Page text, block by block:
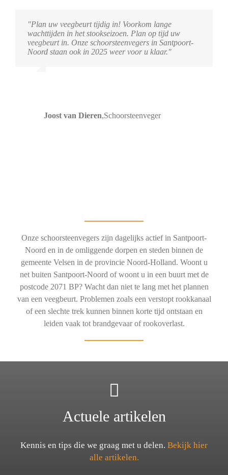
"Plan uw veegbeurt tijdig in! Voorkom lange
wachttijden in het stookseizoen. Plan op tijd uw
veegbeurt in. Onze schoorsteenvegers in Santpoort-
Noord staan ook in 2025 weer voor u klaar."
Joost van Dieren,Schoorsteenveger
Onze schoorsteenvegers zijn dagelijks actief in Santpoort-
Noord en in de omliggende dorpen en steden binnen de
gemeente Velsen in de provincie Noord-Holland. Woont u
net buiten Santpoort-Noord of woont u in een buurt met de
postcode 2071 BP? Wacht dan niet te lang met het plannen
van een veegbeurt. Problemen zoals een verstopt rookkanaal
of een slechte trek kunnen binnen korte tijd ontstaan en
leiden vaak tot brandgevaar of rookoverlast.
Actuele artikelen
Kennis en tips die we graag met u delen. Bekijk hier
alle artikelen.